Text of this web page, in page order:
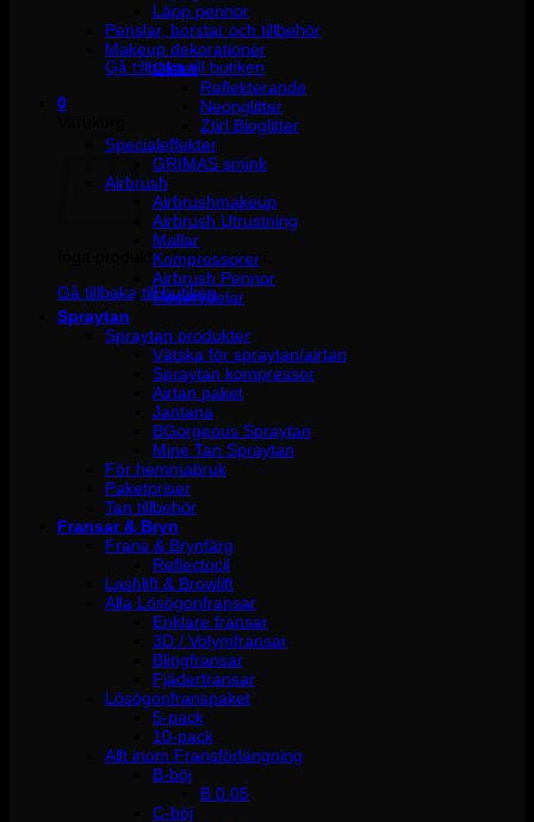
Inga produkter i varukorgen.
Gå tillbaka till butiken
0
Inga produkter i varukorgen.
Gå tillbaka till butiken
Läpp pennor
Penslar, borstar och tillbehör
Makeup dekorationer
Glitter
Reflekterande
Neonglitter
Ztirl Bioglitter
Specialeffekter
GRIMAS smink
Airbrush
Airbrushmakeup
Airbrush Utrustning
Mallar
Kompressorer
Airbrush Pennor
Reservdelar
Spraytan
Spraytan produkter
Vätska för spraytan/airtan
Spraytan kompressor
Airtan paket
Jantana
BGorgeous Spraytan
Mine Tan Spraytan
För hemmabruk
Paketpriser
Tan tillbehör
Fransar & Bryn
Frans & Brynfärg
Reflectocil
Lashlift & Browlift
Alla Lösögonfransar
Enklare fransar
3D / Volymfransar
Blingfransar
Fjäderfransar
Lösögonfranspaket
5-pack
10-pack
Allt inom Fransförlängning
B-böj
B 0.05
C-böj